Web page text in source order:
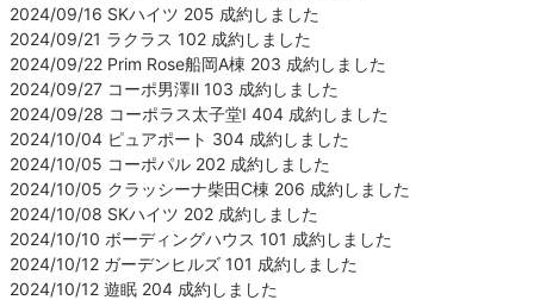
2024/09/16 SKハイツ 205 成約しました
2024/09/21 ラクラス 102 成約しました
2024/09/22 Prim Rose船岡A棟 203 成約しました
2024/09/27 コーポ男澤Ⅱ 103 成約しました
2024/09/28 コーポラス太子堂Ⅰ 404 成約しました
2024/10/04 ピュアポート 304 成約しました
2024/10/05 コーポパル 202 成約しました
2024/10/05 クラッシーナ柴田C棟 206 成約しました
2024/10/08 SKハイツ 202 成約しました
2024/10/10 ボーディングハウス 101 成約しました
2024/10/12 ガーデンヒルズ 101 成約しました
2024/10/12 遊眠 204 成約しました